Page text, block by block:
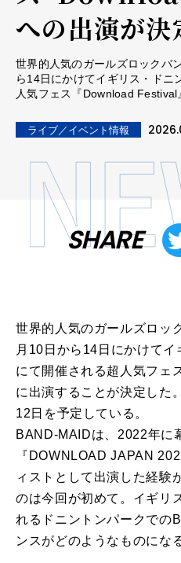
への出演が決
世界的人気のガールズロックバ
ら14日にかけてイギリス・ドニ
人気フェス『Download
ライブ／イベント情報
SHARE
世界的人気のガールズロッ
月10日から14日にかけて
にて開催される超人気フェ
に出演することが決定した
12日を予定している。
BAND-MAIDは、2022年に
『DOWNLOAD JAPAN
ィストとして出演した経験
のは今回が初めて。イギリ
れるドニントンパークでの
ンスがどのようなものにな